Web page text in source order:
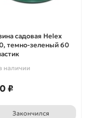
садовая Helex
темно-зеленый 60
наличии
₽
Закончился